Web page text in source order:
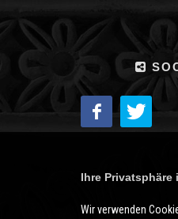
Ihre
Wir verwenden